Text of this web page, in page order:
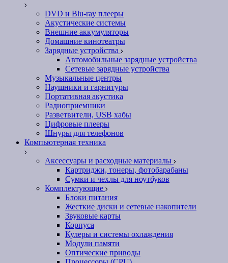
DVD и Blu-ray плееры
Акустические системы
Внешние аккумуляторы
Домашние кинотеатры
Зарядные устройства
Автомобильные зарядные устройства
Сетевые зарядные устройства
Музыкальные центры
Наушники и гарнитуры
Портативная акустика
Радиоприемники
Разветвители, USB хабы
Цифровые плееры
Шнуры для телефонов
Компьютерная техника
Аксессуары и расходные материалы
Картриджи, тонеры, фотобарабаны
Сумки и чехлы для ноутбуков
Комплектующие
Блоки питания
Жесткие диски и сетевые накопители
Звуковые карты
Корпуса
Кулеры и системы охлаждения
Модули памяти
Оптические приводы